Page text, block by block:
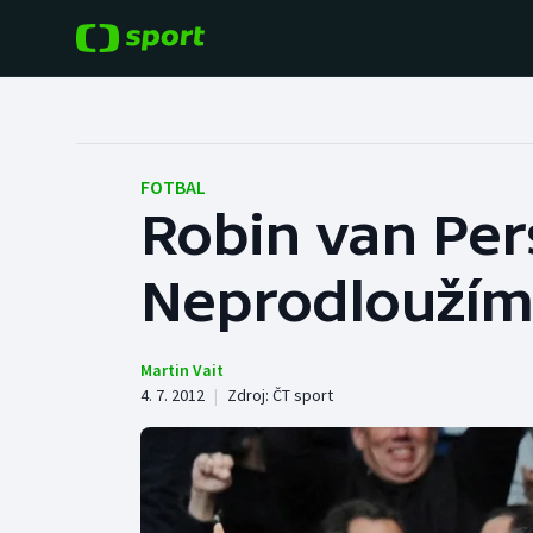
Hokej
Tenis
Cyklistika
Baseball a softbal
Basketbal
Boby a skeleton
Box
FOTBAL
Robin van
Martin Vait
4. 7. 2012 | Zdroj: ČT sport